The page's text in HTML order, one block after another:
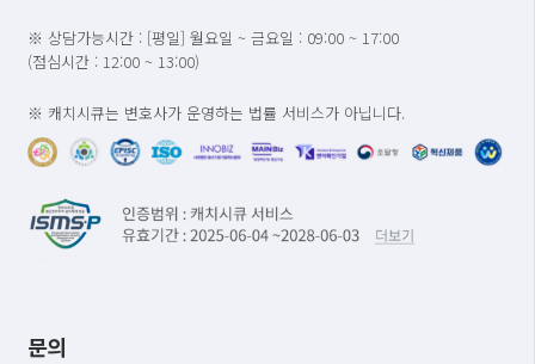
※ 상담가능시간 : [평일] 월요일 ~ 금요일 : 09:00 ~ 17:00
(점심시간 : 12:00 ~ 13:00)
※ 캐치시큐는 변호사가 운영하는 법률 서비스가 아닙니다.
문의